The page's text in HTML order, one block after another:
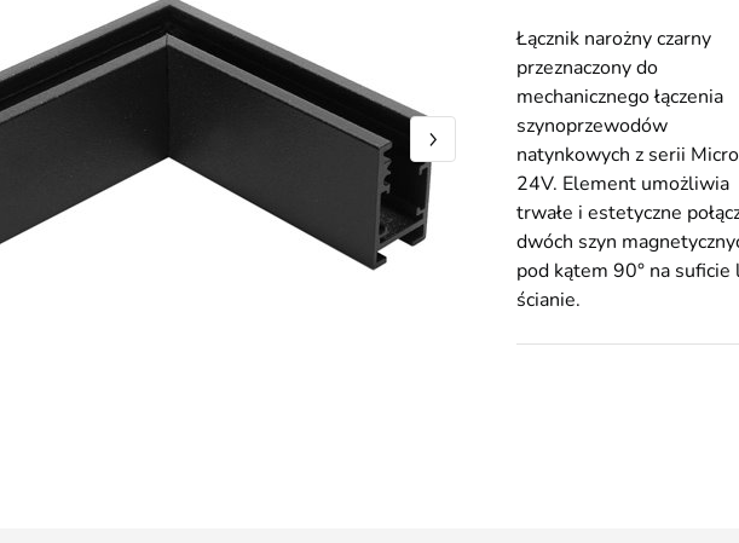
Łącznik narożny czarny
przeznaczony do
mechanicznego łączenia
szynoprzewodów
natynkowych z serii
24V. Element umożliwia
trwałe i estetyczne
dwóch szyn
pod kątem 90° na suficie
ścianie.